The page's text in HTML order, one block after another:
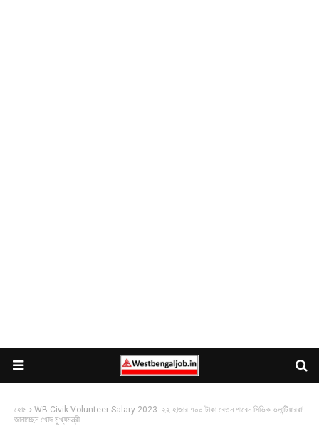
হোম
WB Civik Volunteer Salary 2023 -২২ হাজার ৭০০ টাকা বেতন পাবেন সিভিক ভলান্টিয়াররা!
জানাচ্ছেন খোদ মুখ্যমন্ত্রী